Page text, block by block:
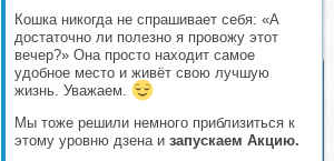
Кошка никогда не спрашивает себя: «А
достаточно ли полезно я провожу этот
вечер?» Она просто находит самое
удобное место и живёт свою лучшую
жизнь. Уважаем.
Мы тоже решили немного приблизиться к
этому уровню дзена и запускаем Акцию.
своими руками (Иван Никитко)
работы. Секреты мастера (Иван